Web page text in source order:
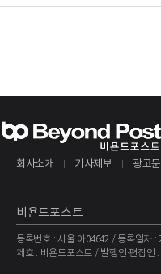
하고, 2024년에는 여러 혁신적인
또한, 고객의 혁신을 가속화하고
5% 증가했으며, GAAP 운영 소득
언티픽의 2024년 재무 상태는 총
회사소개 기사제보 광고문
비욘드포스트
등록번호 : 서울 아04642 / 등록일자 :
제호 : 비욘드포스트 / 발행인·편집